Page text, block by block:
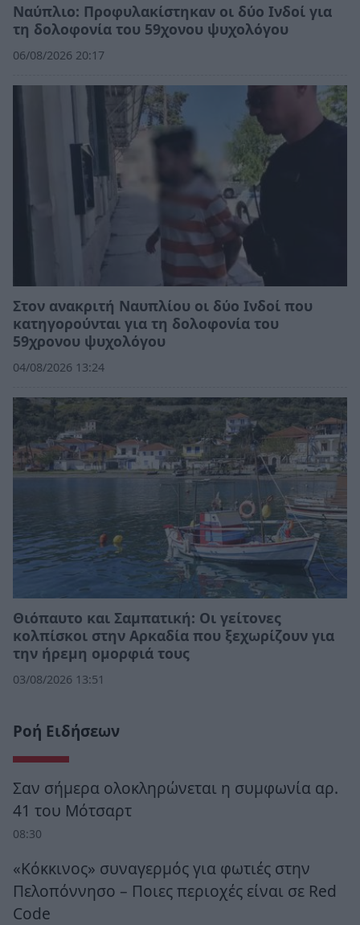
Ναύπλιο: Προφυλακίστηκαν οι δύο Ινδοί για
τη δολοφονία του 59χονου ψυχολόγου
06/08/2026 20:17
Στον ανακριτή Ναυπλίου οι δύο Ινδοί που
κατηγορούνται για τη δολοφονία του
59χρονου ψυχολόγου
04/08/2026 13:24
Θιόπαυτο και Σαμπατική: Οι γείτονες
κολπίσκοι στην Αρκαδία που ξεχωρίζουν για
την ήρεμη ομορφιά τους
03/08/2026 13:51
Ροή Ειδήσεων
Σαν σήμερα ολοκληρώνεται η συμφωνία αρ.
41 του Μότσαρτ
08:30
«Κόκκινος» συναγερμός για φωτιές στην
Πελοπόννησο – Ποιες περιοχές είναι σε Red
Code